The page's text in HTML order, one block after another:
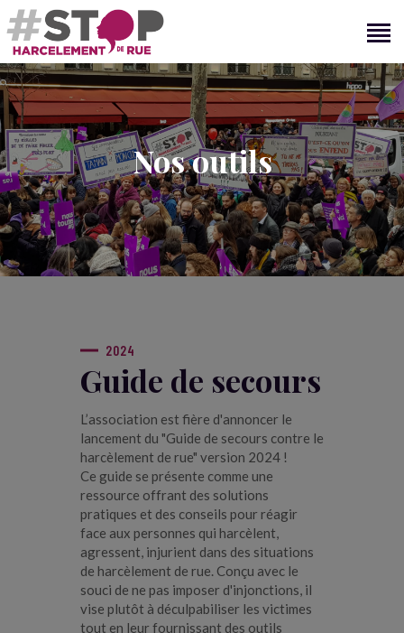
Nos outils
STOP HARCÈLEMENT DE RUE
ACCUEIL
L’ASSOCIATION
RÉ-AGIR
RÉ-ACTIONS
CONTACT
2024
Guide de secours
L’association est fière d'annoncer le
lancement du "Guide de secours contre le
harcèlement de rue" version 2024 !
Ce guide se présente comme une
ressource offrant des solutions
pratiques et des conseils pour réagir
face aux personnes qui harcèlent,
agressent, injurient dans des situations
de harcèlement de rue. Conçu avec le
souci de ne pas imposer d'injonctions, il
vise plutôt à déculpabiliser les victimes
tout en leur fournissant des outils